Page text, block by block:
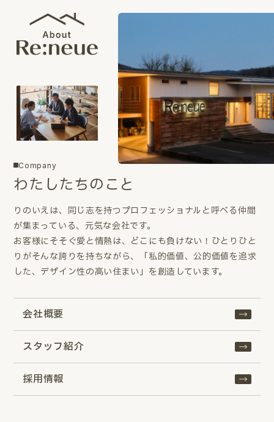
Company
わたしたちのこと
りのいえは、同じ志を持つプロフェッショナルと呼べる仲間
が集まっている、元気な会社です。
お客様にそそぐ愛と情熱は、どこにも負けない！ひとりひと
りがそんな誇りを持ちながら、「私的価値、公的価値を追求
した、デザイン性の高い住まい」を創造しています。
会社概要
スタッフ紹介
採用情報